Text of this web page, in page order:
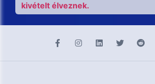
kivételt élveznek.